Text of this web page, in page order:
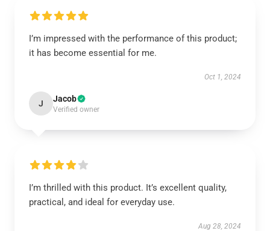
I’m impressed with the performance of this product;
it has become essential for me.
Oct 1, 2024
J Jacob
Verified owner
I’m thrilled with this product. It’s excellent quality,
practical, and ideal for everyday use.
Aug 28, 2024